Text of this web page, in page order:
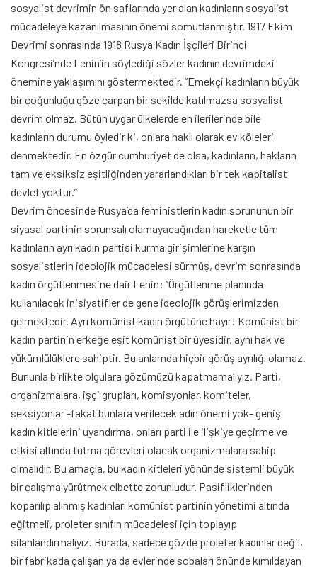
sosyalist devrimin ön saflarında yer alan kadınların sosyalist
mücadeleye kazanılmasının önemi somutlanmıştır. 1917 Ekim
Devrimi sonrasında 1918 Rusya Kadın İşçileri Birinci
Kongresi’nde Lenin’in söylediği sözler kadının devrimdeki
önemine yaklaşımını göstermektedir. “Emekçi kadınların büyük
bir çoğunluğu göze çarpan bir şekilde katılmazsa sosyalist
devrim olmaz. Bütün uygar ülkelerde en ilerilerinde bile
kadınların durumu öyledir ki, onlara haklı olarak ev köleleri
denmektedir. En özgür cumhuriyet de olsa, kadınların, hakların
tam ve eksiksiz eşitliğinden yararlandıkları bir tek kapitalist
devlet yoktur.”
Devrim öncesinde Rusya’da feministlerin kadın sorununun bir
siyasal partinin sorunsalı olamayacağından hareketle tüm
kadınların ayrı kadın partisi kurma girişimlerine karşın
sosyalistlerin ideolojik mücadelesi sürmüş, devrim sonrasında
kadın örgütlenmesine dair Lenin: “Örgütlenme planında
kullanılacak inisiyatifler de gene ideolojik görüşlerimizden
gelmektedir. Ayrı komünist kadın örgütüne hayır! Komünist bir
kadın partinin erkeğe eşit komünist bir üyesidir, aynı hak ve
yükümlülüklere sahiptir. Bu anlamda hiçbir görüş ayrılığı olamaz.
Bununla birlikte olgulara gözümüzü kapatmamalıyız. Parti,
organizmalara, işçi grupları, komisyonlar, komiteler,
seksiyonlar -fakat bunlara verilecek adın önemi yok- geniş
kadın kitlelerini uyandırma, onları parti ile ilişkiye geçirme ve
etkisi altında tutma görevleri olacak organizmalara sahip
olmalıdır. Bu amaçla, bu kadın kitleleri yönünde sistemli büyük
bir çalışma yürütmek elbette zorunludur. Pasifliklerinden
koparılıp alınmış kadınları komünist partinin yönetimi altında
eğitmeli, proleter sınıfın mücadelesi için toplayıp
silahlandırmalıyız. Burada, sadece gözde proleter kadınlar değil,
bir fabrikada çalışan ya da evlerinde sobaları önünde kımıldayan